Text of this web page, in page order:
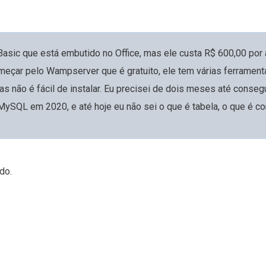
que está embutido no Office, mas ele custa R$ 600,00 por
pelo Wampserver que é gratuito, ele tem várias
não é fácil de instalar. Eu precisei de dois meses até
em 2020, e até hoje eu não sei o que é tabela, o que é
primária, o que é conexão, o que é campo, o que é
Também naquela época comecei a estudar o PHP, essa
o <body> <div> <input> <select> <form> <a href>. Bem mais
Aquilo é um horror, lá tem assync function, é um horror,
arquivo, só o Arquiteto é que sabe se ele vai conseguir.